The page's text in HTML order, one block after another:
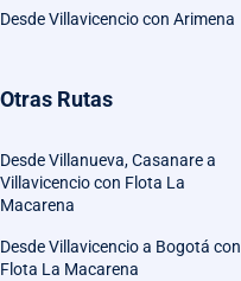
Desde Villavicencio con Arimena
Otras Rutas
Desde Villanueva, Casanare a
Villavicencio con Flota La
Macarena
Desde Villavicencio a Bogotá con
Flota La Macarena